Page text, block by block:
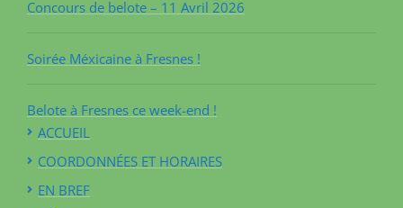
Concours de belote – 11 Avril 2026
Soirée Méxicaine à Fresnes !
Belote à Fresnes ce week-end !
ACCUEIL
COORDONNÉES ET HORAIRES
EN BREF